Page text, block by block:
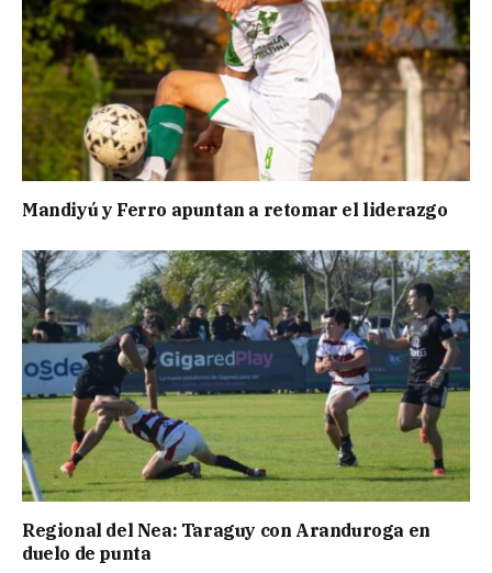
Mandiyú y Ferro apuntan a retomar el liderazgo
Regional del Nea: Taraguy con Aranduroga en
duelo de punta